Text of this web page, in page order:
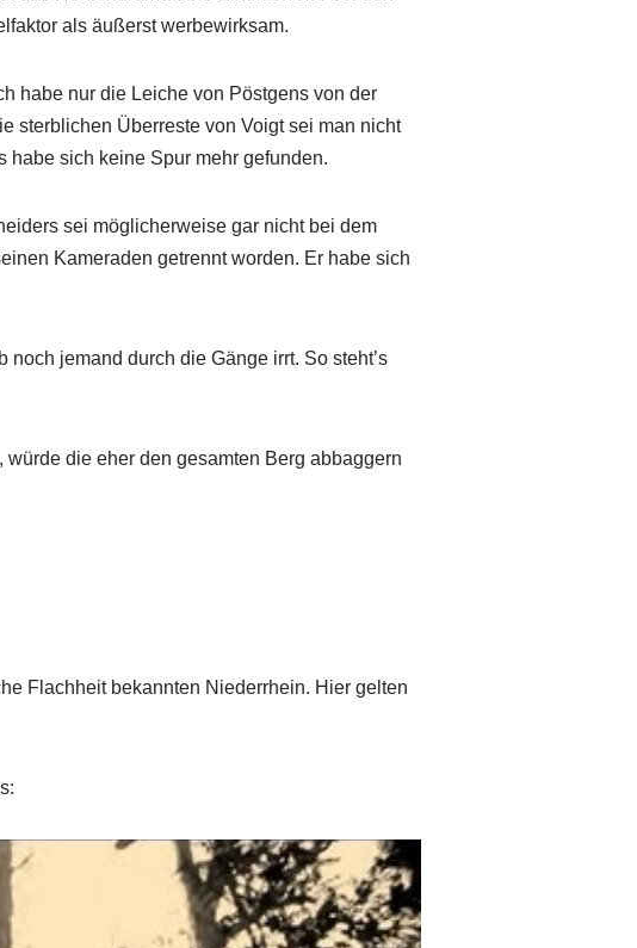
als äußerst werbewirksam.
habe nur die Leiche von Pöstgens von der
sterblichen Überreste von Voigt sei man nicht
habe sich keine Spur mehr gefunden.
sei möglicherweise gar nicht bei dem
Kameraden getrennt worden. Er habe sich
jemand durch die Gänge irrt. So steht’s
die eher den gesamten Berg abbaggern
Flachheit bekannten Niederrhein. Hier gelten